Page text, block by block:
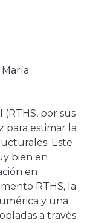
por sus
para estimar la
Este
bien en
en
RTHS, la
y una
a través